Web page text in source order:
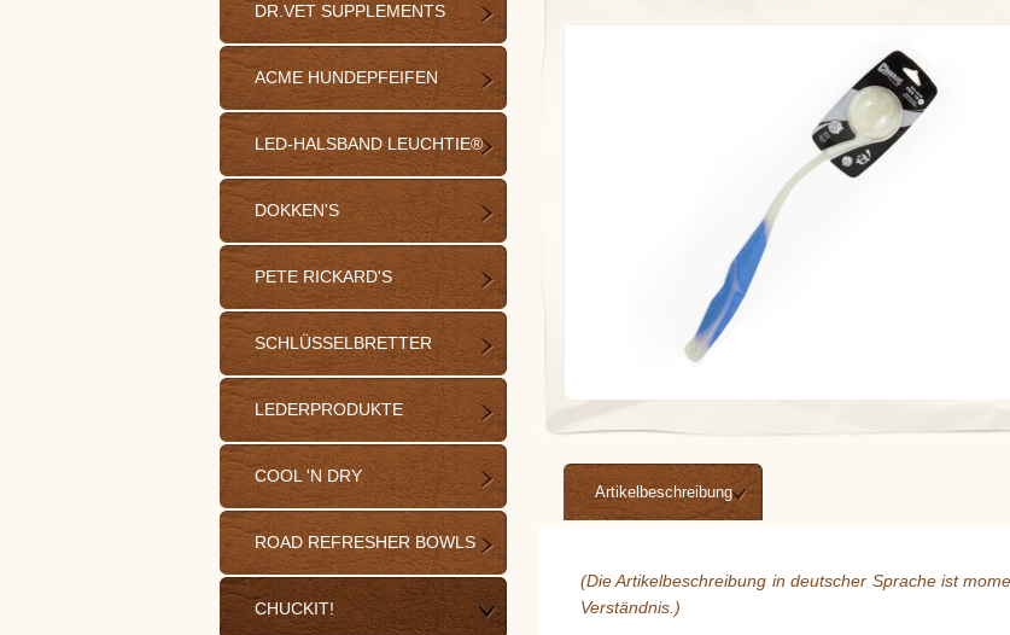
DR.VET SUPPLEMENTS
ACME HUNDEPFEIFEN
LED-HALSBAND LEUCHTIE®
DOKKEN'S
PETE RICKARD'S
SCHLÜSSELBRETTER
LEDERPRODUKTE
COOL 'N DRY
ROAD REFRESHER BOWLS
CHUCKIT!
Artikelbeschreibung
(Die Artikelbeschreibung in deutscher Sprache ist
Verständnis.)